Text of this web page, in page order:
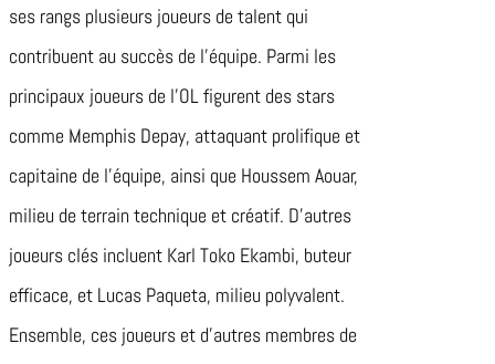
ses rangs plusieurs joueurs de talent qui
contribuent au succès de l’équipe. Parmi les
principaux joueurs de l’OL figurent des stars
comme Memphis Depay, attaquant prolifique et
capitaine de l’équipe, ainsi que Houssem Aouar,
milieu de terrain technique et créatif. D’autres
joueurs clés incluent Karl Toko Ekambi, buteur
efficace, et Lucas Paqueta, milieu polyvalent.
Ensemble, ces joueurs et d’autres membres de